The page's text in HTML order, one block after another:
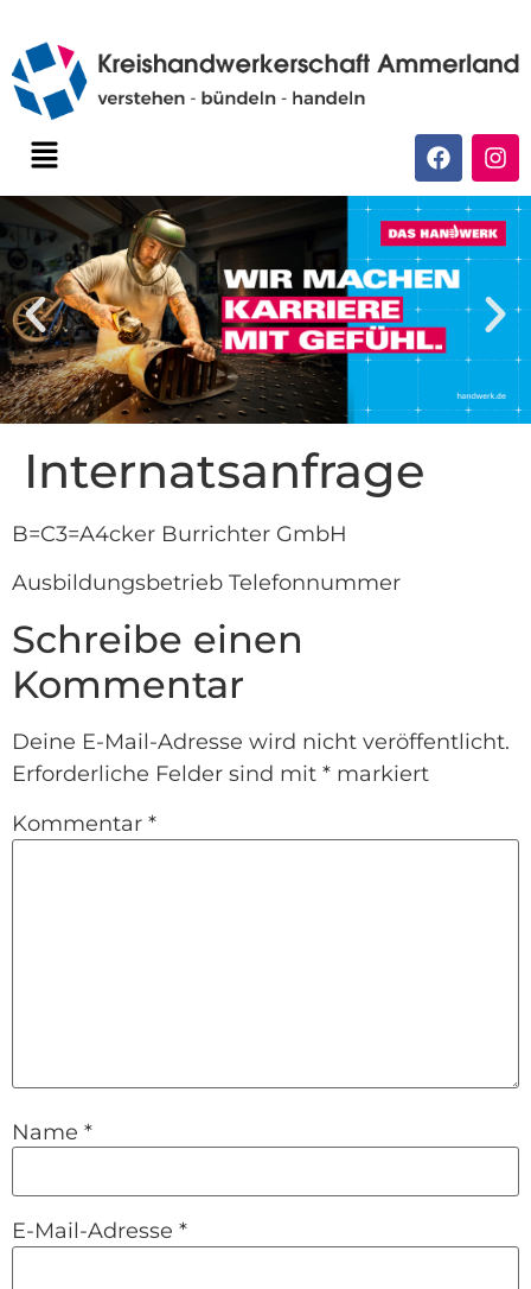
Internatsanfrage
B=C3=A4cker Burrichter GmbH
Ausbildungsbetrieb Telefonnummer
Schreibe einen
Kommentar
Deine E-Mail-Adresse wird nicht veröffentlicht.
Erforderliche Felder sind mit * markiert
Kommentar *
Name *
E-Mail-Adresse *